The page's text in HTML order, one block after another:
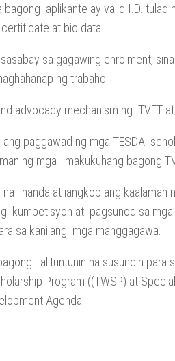
aplikante ay valid I.D. tulad
at bio data.
sa gagawing enrolment,
ng trabaho.
advocacy mechanism ng TVET at
paggawad ng mga TESDA
ng mga makukuhang bagong
na ihanda at iangkop ang
kumpetisyon at pagsunod sa
sa kanilang mga manggagawa.
alituntunin na susundin
Program ((TWSP) at
Agenda.